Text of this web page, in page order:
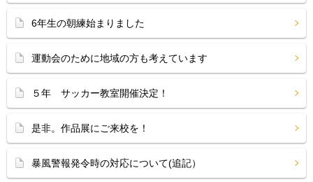
6年生の朝練始まりました
運動会のために地域の方も考えています
５年 サッカー教室開催決定！
是非。作品展にご来校を！
暴風警報発令時の対応について(追記）